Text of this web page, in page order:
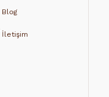
Blog
İletişim